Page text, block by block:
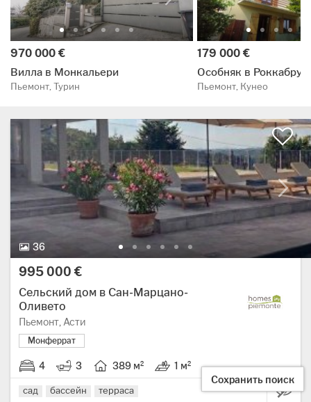
Цена:
970 000 €
Вилла в Монкальери
Пьемонт, Турин
Цена:
179 000 €
Особняк в
Пьемонт, Кунео
36
36 Фото.
Цена:
995 000 €
Сельский дом в Сан-Марцано-
Оливето
Пьемонт, Асти
Монферрат
4
4 спальни. 3
3 ванные. 389 м²
Жилая площадь: 389 квадратные метры.
1 м²
Земля: 1 м².
сад бассейн терраса
Сохранить поиск